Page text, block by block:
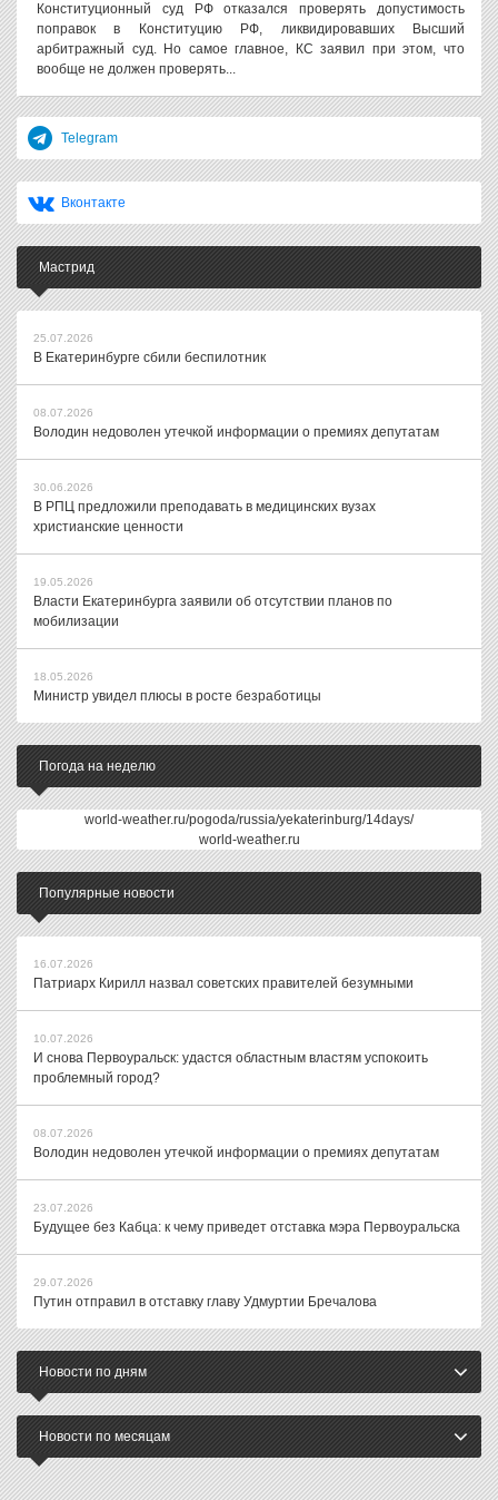
Конституционный суд РФ отказался проверять допустимость
поправок в Конституцию РФ, ликвидировавших Высший
арбитражный суд. Но самое главное, КС заявил при этом, что
вообще не должен проверять...
Telegram
Вконтакте
Мастрид
25.07.2026
В Екатеринбурге сбили беспилотник
08.07.2026
Володин недоволен утечкой информации о премиях депутатам
30.06.2026
В РПЦ предложили преподавать в медицинских вузах
христианские ценности
19.05.2026
Власти Екатеринбурга заявили об отсутствии планов по
мобилизации
18.05.2026
Министр увидел плюсы в росте безработицы
Погода на неделю
world-weather.ru/pogoda/russia/yekaterinburg/14days/
world-weather.ru
Популярные новости
16.07.2026
Патриарх Кирилл назвал советских правителей безумными
10.07.2026
И снова Первоуральск: удастся областным властям успокоить
проблемный город?
08.07.2026
Володин недоволен утечкой информации о премиях депутатам
23.07.2026
Будущее без Кабца: к чему приведет отставка мэра Первоуральска
29.07.2026
Путин отправил в отставку главу Удмуртии Бречалова
Новости по дням
Новости по месяцам